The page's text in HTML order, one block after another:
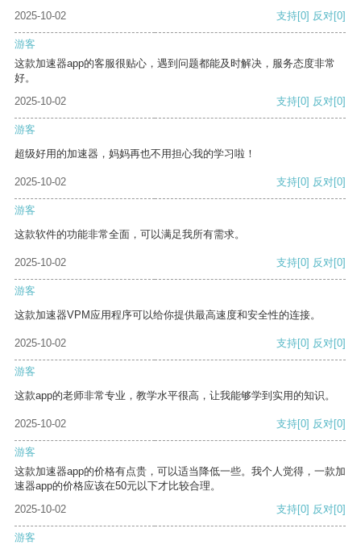
2025-10-02
支持[0] 反对[0]
游客
这款加速器app的客服很贴心，遇到问题都能及时解决，服务态度非常
好。
2025-10-02
支持[0] 反对[0]
游客
超级好用的加速器，妈妈再也不用担心我的学习啦！
2025-10-02 支持[0] 反对[0]
游客
这款软件的功能非常全面，可以满足我所有需求。
2025-10-02 支持[0] 反对[0]
游客
这款加速器VPM应用程序可以给你提供最高速度和安全性的连接。
2025-10-02 支持[0] 反对[0]
游客
这款app的老师非常专业，教学水平很高，让我能够学到实用的知识。
2025-10-02 支持[0] 反对[0]
游客
这款加速器app的价格有点贵，可以适当降低一些。我个人觉得，一款加
速器app的价格应该在50元以下才比较合理。
2025-10-02
支持[0] 反对[0]
游客